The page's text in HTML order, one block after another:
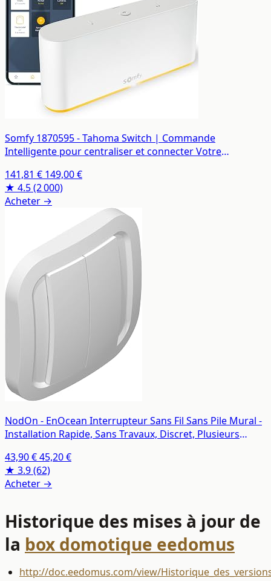
Somfy 1870595 - Tahoma Switch | Commande
Intelligente pour centraliser et connecter Votre
la Voix avec l'Assistant Google, Amazon Alexa HomeKit
141,81 € 149,00 €
★ 4.5(2 000)
Acheter →
NodOn - EnOcean Interrupteur Sans Fil Sans Pile Mural -
Installation Rapide, Sans Travaux, Discret, Plusieurs
Compatible avec Jeedom, eedomus, MyUbiwizz
43,90 €45,20 €
★ 3.9(62)
Acheter →
Historique des mises à jour de
la box domotique eedomus
http://doc.eedomus.com/view/